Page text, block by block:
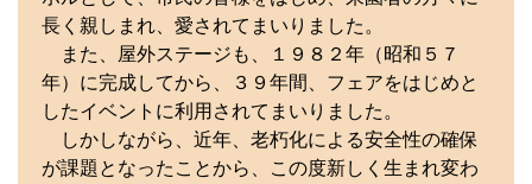
長く親しまれ、愛されてまいりました。
また、屋外ステージも、１９８２年（昭和５７
年）に完成してから、３９年間、フェアをはじめと
したイベントに利用されてまいりました。
しかしながら、近年、老朽化による安全性の確保
が課題となったことから、この度新しく生まれ変わ